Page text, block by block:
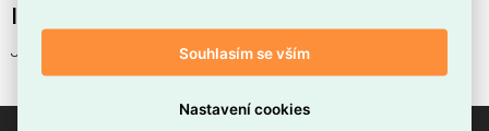
Interní název produktu
JOHNNY TL1 NICKEL Souhlasím se vším
Nastavení cookies